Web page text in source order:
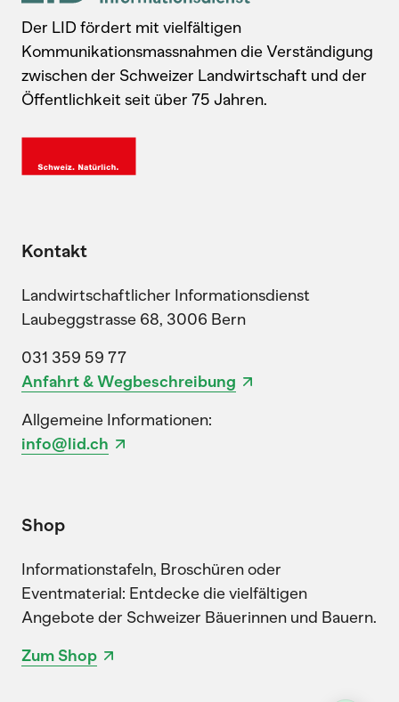
Der LID fördert mit vielfältigen
Kommunikationsmassnahmen die Verständigung
zwischen der Schweizer Landwirtschaft und der
Öffentlichkeit seit über 75 Jahren.
Kontakt
Landwirtschaftlicher Informationsdienst
Laubeggstrasse 68, 3006 Bern
031 359 59 77
Anfahrt & Wegbeschreibung
Allgemeine Informationen:
info@lid.ch
Shop
Informationstafeln, Broschüren oder
Eventmaterial: Entdecke die vielfältigen
Angebote der Schweizer Bäuerinnen und Bauern.
Zum Shop